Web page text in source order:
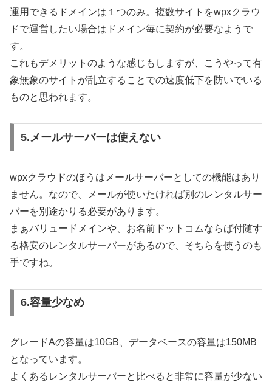
運用できるドメインは１つのみ。複数サイトをwpxクラウ
ドで運営したい場合はドメイン毎に契約が必要なようで
す。
これもデメリットのような感じもしますが、こうやって有
象無象のサイトが乱立することでの速度低下を防いでいる
ものと思われます。
5.メールサーバーは使えない
wpxクラウドのほうはメールサーバーとしての機能はあり
ません。なので、メールが使いたければ別のレンタルサー
バーを別途かりる必要があります。
まぁバリュードメインや、お名前ドットコムならば付随す
る格安のレンタルサーバーがあるので、そちらを使うのも
手ですね。
6.容量少なめ
グレードAの容量は10GB、データベースの容量は150MB
となっています。
よくあるレンタルサーバーと比べると非常に容量が少ない